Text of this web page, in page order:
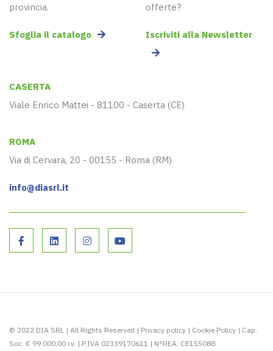
provincia.
Sfoglia il catalogo
offerte?
Iscriviti alla Newsletter
CASERTA
Viale Enrico Mattei - 81100 - Caserta (CE)
ROMA
Via di Cervara, 20 - 00155 - Roma (RM)
info@diasrl.it
© 2022 DIA SRL | All Rights Reserved | Privacy policy | Cookie Policy | Cap.
Soc. € 99.000,00 i.v. | P.IVA 02339170611 | N°REA: CE155088